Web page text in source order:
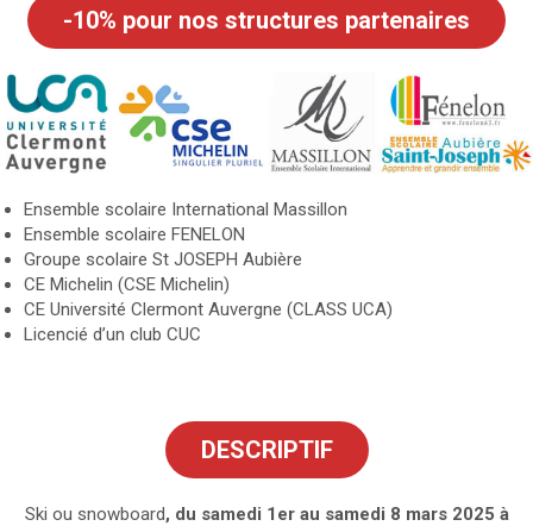
-10% pour nos structures partenaires
Ensemble scolaire International Massillon
Ensemble scolaire FENELON
Groupe scolaire St JOSEPH Aubière
CE Michelin (CSE Michelin)
CE Université Clermont Auvergne (CLASS UCA)
Licencié d’un club CUC
DESCRIPTIF
Ski ou snowboard, du samedi 1er au samedi 8 mars 2025 à